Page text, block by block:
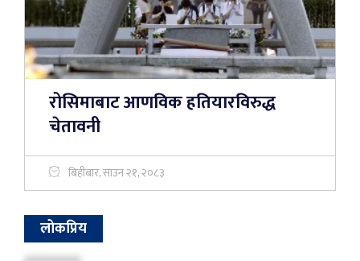
रोसिमाबाट आणविक हतियारविरुद्ध
चेतावनी
बिहीबार, साउन २१, २०८३
लोकप्रिय